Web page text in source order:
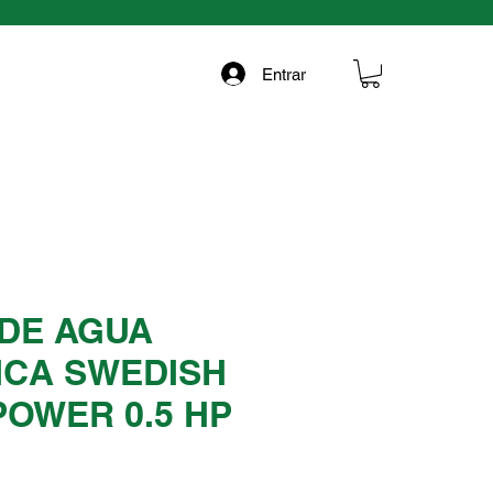
Entrar
AGUA
SWEDISH
0.5 HP